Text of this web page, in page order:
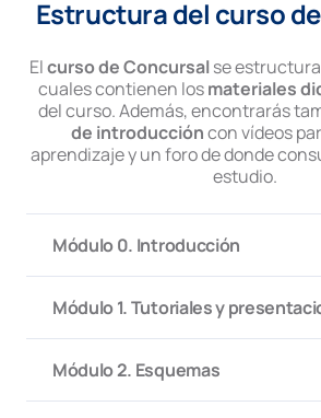
Estructura del curso
Elcurso de Concursalse
cuales contienen losmateriales
del curso. Además, encontrarás
de introduccióncon vídeos
aprendizaje y un foro de donde
estudio.
Módulo 0. Introducción
Módulo 1. Tutoriales y
Módulo 2. Esquemas